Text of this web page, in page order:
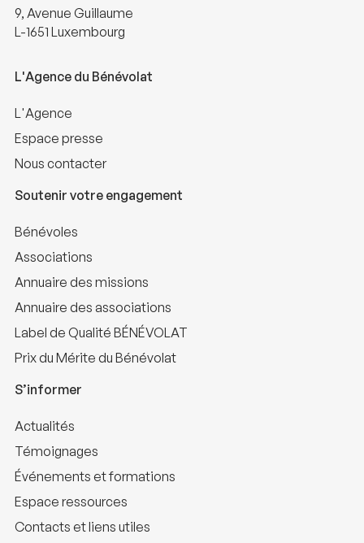
9, Avenue Guillaume
L-1651 Luxembourg
L'Agence du Bénévolat
L'Agence
Espace presse
Nous contacter
Soutenir votre engagement
Bénévoles
Associations
Annuaire des missions
Annuaire des associations
Label de Qualité BÉNÉVOLAT
Prix du Mérite du Bénévolat
S’informer
Actualités
Témoignages
Événements et formations
Espace ressources
Contacts et liens utiles